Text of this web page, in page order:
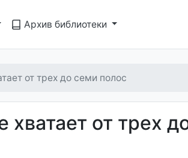
Архив библиотеки
от трех до семи полос
от трех